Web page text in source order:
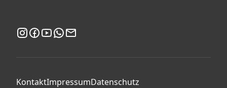
Instagram
Facebook
YouTubeWhatsApp
KontaktImpressumDatenschutz